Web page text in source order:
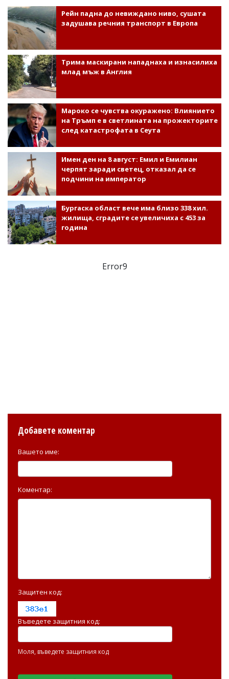
Рейн падна до невиждано ниво, сушата
задушава речния транспорт в Европа
Трима маскирани нападнаха и изнасилиха
млад мъж в Англия
Мароко се чувства окуражено: Влиянието
на Тръмп е в светлината на прожекторите
след катастрофата в Сеута
Имен ден на 8 август: Емил и Емилиан
черпят заради светец, отказал да се
подчини на император
Бургаска област вече има близо 338 хил.
жилища, сградите се увеличиха с 453 за
година
Error9
Добавете коментар
Вашето име:
Коментар:
Защитен код:
Въведете защитния код:
Моля, въведете защитния код